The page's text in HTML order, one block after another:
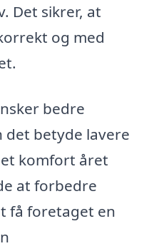
Det sikrer, at
og med
bedre
det betyde lavere
komfort året
at forbedre
få foretaget en